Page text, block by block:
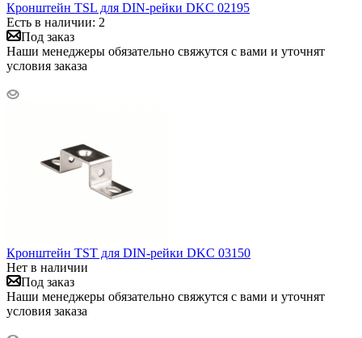
Кронштейн TSL для DIN-рейки DKC 02195
Есть в наличии: 2
Под заказ
Наши менеджеры обязательно свяжутся с вами и уточнят
условия заказа
Кронштейн TST для DIN-рейки DKC 03150
Нет в наличии
Под заказ
Наши менеджеры обязательно свяжутся с вами и уточнят
условия заказа